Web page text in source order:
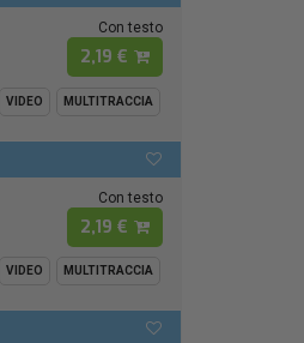
Con testo
2,19 €
VIDEO MULTITRACCIA
Con testo
2,19 €
VIDEO MULTITRACCIA